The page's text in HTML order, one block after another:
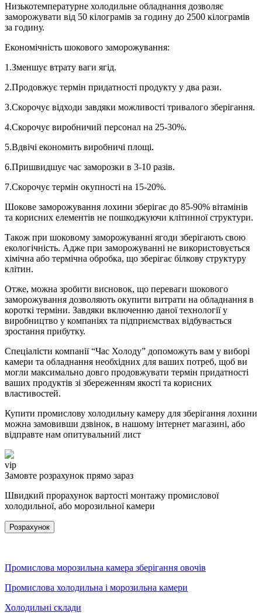
Низькотемпературне холодильне обладнання дозволяє
заморожувати від 50 кілограмів за годину до 2500 кілограмів
за годину.
Економічність шокового заморожування:
1.Зменшує втрату ваги ягід.
2.Продовжує термін придатності продукту у два рази.
3.Скорочує відходи завдяки можливості тривалого зберігання.
4.Скорочує виробничий персонал на 25-30%.
5.Вдвічі економить виробничі площі.
6.Пришвидшує час заморозки в 3-10 разів.
7.Скорочує термін окупності на 15-20%.
Шокове заморожування лохини зберігає до 85-90% вітамінів
та корисних елементів не пошкоджуючи клітинної структури.
Також при шоковому заморожуванні ягоди зберігають свою
екологічність. Адже при заморожуванні не використовується
хімічна або термічна обробка, що зберігає білкову структуру
клітин.
Отже, можна зробити висновок, що переваги шокового
заморожування дозволяють окупити витрати на обладнання в
короткі терміни. Завдяки включенню даної технології у
виробництво у компаніях та підприємствах відбувається
зростання прибутку.
Спеціалісти компанії “Час Холоду” допоможуть вам у виборі
камери та обладнання необхідних для ваших потреб, щоб ви
могли максимально довго продовжувати термін придатності
ваших продуктів зі збереженням якості та корисних
властивостей.
Купити промислову холодильну камеру для зберігання лохини
можна замовивши дзвінок, в нашому інтернет магазині, або
відправте нам опитувальний лист
vip
Замовте розрахунок прямо зараз
Швидкий прорахунок вартості монтажу промислової
холодильної, або морозильної камери
Розрахунок
Промислова морозильна камера зберігання овочів
Промислова холодильна і морозильна камери
Холодильні склади